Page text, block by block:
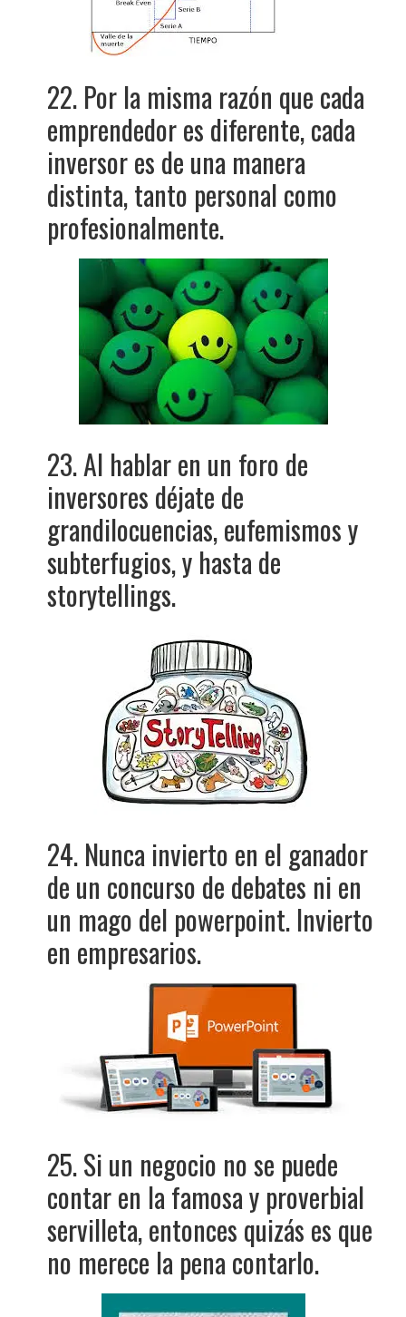
22. Por la misma razón que cada
emprendedor es diferente, cada
inversor es de una manera
distinta, tanto personal como
profesionalmente.
23. Al hablar en un foro de
inversores déjate de
grandilocuencias, eufemismos y
subterfugios, y hasta de
storytellings.
24. Nunca invierto en el ganador
de un concurso de debates ni en
un mago del powerpoint. Invierto
en empresarios.
25. Si un negocio no se puede
contar en la famosa y proverbial
servilleta, entonces quizás es que
no merece la pena contarlo.